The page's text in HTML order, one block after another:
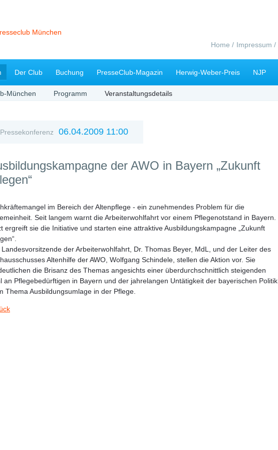
Navigation
Home Impressum
Der Club Buchung PresseClub-Magazin Herwig-Weber-Preis NJP
München Programm Veranstaltungsdetails
Pressekonferenz 06.04.2009 11:00
der AWO in Bayern „Zukunft
im Bereich der Altenpflege - ein zunehmendes Problem für die
Seit langem warnt die Arbeiterwohlfahrt vor einem Pflegenotstand in Bayern.
ergreift sie die Initiative und starten eine attraktive Ausbildungskampagne „Zukunft
Landesvorsitzende der Arbeiterwohlfahrt, Dr. Thomas Beyer, MdL, und der Leiter des
Altenhilfe der AWO, Wolfgang Schindele, stellen die Aktion vor. Sie
die Brisanz des Themas angesichts einer überdurchschnittlich steigenden
an Pflegebedürftigen in Bayern und der jahrelangen Untätigkeit der bayerischen Politik
Thema Ausbildungsumlage in der Pflege.